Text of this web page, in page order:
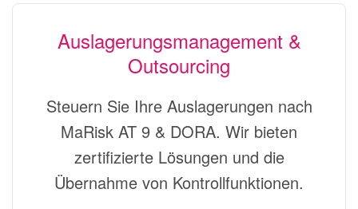
Auslagerungsmanagement &
Outsourcing
Steuern Sie Ihre Auslagerungen nach
MaRisk AT 9 & DORA. Wir bieten
zertifizierte Lösungen und die
Übernahme von Kontrollfunktionen.